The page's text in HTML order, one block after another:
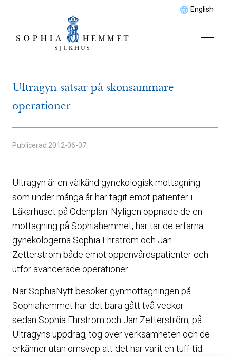
English
Ultragyn satsar på skonsammare
operationer
Publicerad 2012-06-07
Ultragyn är en välkänd gynekologisk mottagning
som under många år har tagit emot patienter i
Läkarhuset på Odenplan. Nyligen öppnade de en
mottagning på Sophiahemmet, här tar de erfarna
gynekologerna Sophia Ehrström och Jan
Zetterström både emot öppenvårdspatienter och
utför avancerade operationer.
När SophiaNytt besöker gynmottagningen på
Sophiahemmet har det bara gått två veckor
sedan Sophia Ehrström och Jan Zetterström, på
Ultragyns uppdrag, tog över verksamheten och de
erkänner utan omsvep att det har varit en tuff tid.